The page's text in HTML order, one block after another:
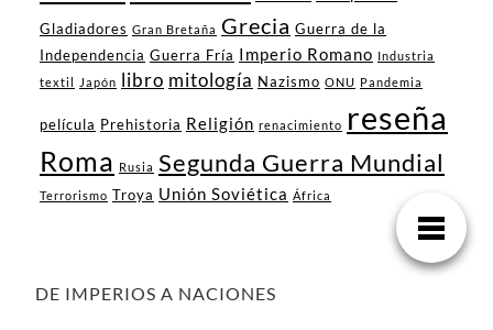
Gladiadores Gran Bretaña Grecia Guerra de la
Independencia Guerra Fría Imperio Romano Industria
textil
Japón libro mitología Nazismo ONU Pandemia
película Prehistoria Religión renacimiento reseña
Roma Rusia Segunda Guerra Mundial
Terrorismo Troya Unión Soviética África
DE IMPERIOS A NACIONES